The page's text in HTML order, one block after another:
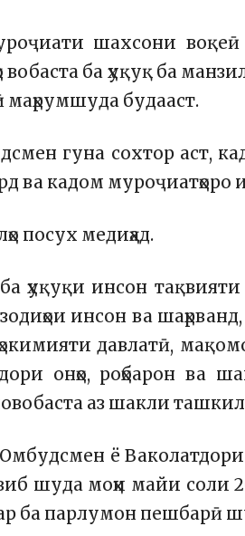
шахсони воқеӣ
вобаста ба ҳуқуқ ба
маҳрумшуда будааст.
гуна сохтор аст,
ва кадом муроҷиатҳоро
посух медиҳад.
ҳуқуқи инсон
инсон ва
давлатӣ,
онҳо, роҳбарон ва
аз шакли
ё
шуда моҳи майи соли
ба парлумон пешбарӣ